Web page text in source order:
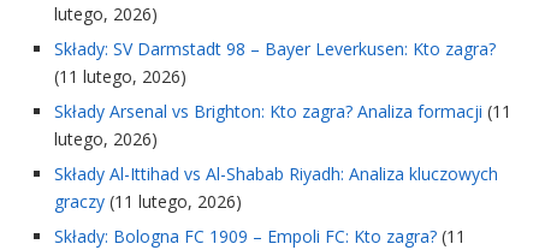
lutego, 2026)
Składy: SV Darmstadt 98 – Bayer Leverkusen: Kto zagra?
(11 lutego, 2026)
Składy Arsenal vs Brighton: Kto zagra? Analiza formacji (11
lutego, 2026)
Składy Al-Ittihad vs Al-Shabab Riyadh: Analiza kluczowych
graczy (11 lutego, 2026)
Składy: Bologna FC 1909 – Empoli FC: Kto zagra? (11